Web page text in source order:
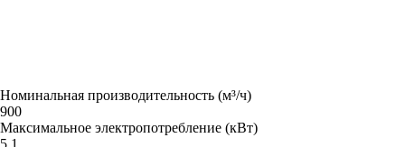
Номинальная производительность (м³/ч)
900
Максимальное электропотребление (кВт)
5,1